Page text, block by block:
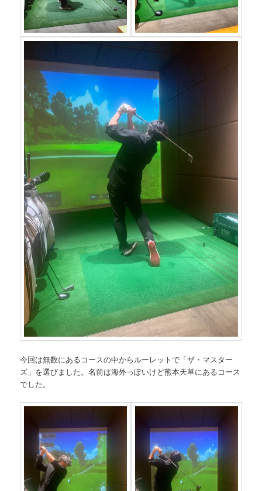
今回は無数にあるコースの中からルーレットで「ザ・マスター
ズ」を選びました。名前は海外っぽいけど熊本天草にあるコース
でした。